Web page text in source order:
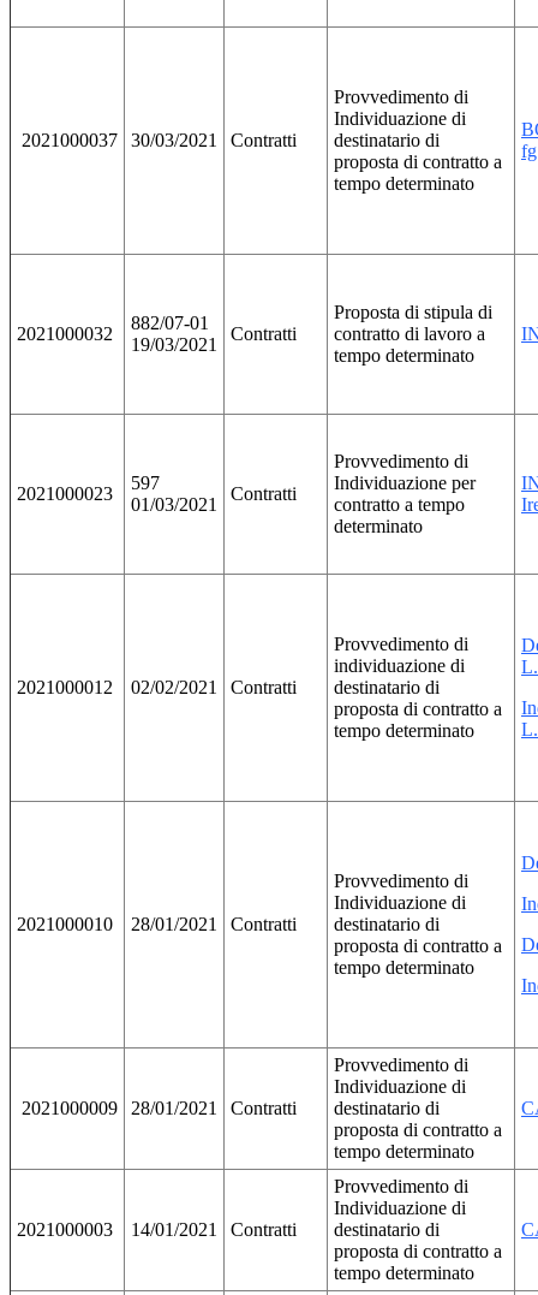
2021000037 30/03/2021 Contratti
Provvedimento di
Individuazione di
destinatario di
proposta di contratto a
tempo determinato
2021000032
882/07-01
19/03/2021
Contratti
Proposta di stipula di
contratto di lavoro a
tempo determinato
2021000023
597
01/03/2021
Contratti
Provvedimento di
Individuazione per
contratto a tempo
determinato
2021000012 02/02/2021 Contratti
Provvedimento di
individuazione di
destinatario di
proposta di contratto a
tempo determinato
2021000010 28/01/2021 Contratti
Provvedimento di
Individuazione di
destinatario di
proposta di contratto a
tempo determinato
2021000009 28/01/2021 Contratti
Provvedimento di
Individuazione di
destinatario di
proposta di contratto a
tempo determinato
2021000003 14/01/2021 Contratti
Provvedimento di
Individuazione di
destinatario di
proposta di contratto a
tempo determinato